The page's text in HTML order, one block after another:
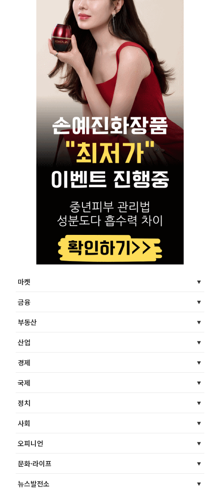
마켓
금융
부동산
산업
경제
국제
정치
사회
오피니언
문화·라이프
뉴스발전소